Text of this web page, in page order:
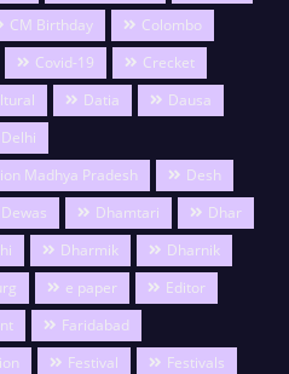
CM Birthday
Colombo
Covid-19
Crecket
Datia
Dausa
Delhi
Madhya Pradesh
Desh
Dewas Dhamtari
Dhar
Dharmik
Dharnik
e paper
Editor
Faridabad
Festival
Festivals